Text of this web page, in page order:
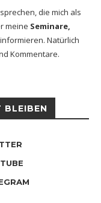
die mich als
meine Seminare,
Natürlich
Kommentare.
BLEIBEN